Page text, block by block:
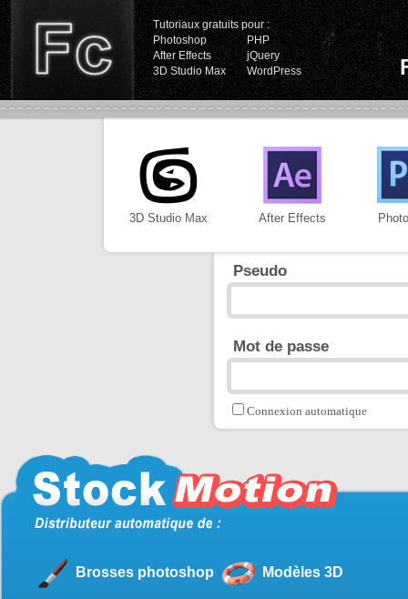
Tutoriaux gratuits pour :
Photoshop
PHP
After Effects
jQuery
3D Studio Max
WordPress
3D Studio Max After Effects
Pseudo
Mot de passe
Connexion automatique
Brosses photoshop Modèles 3D